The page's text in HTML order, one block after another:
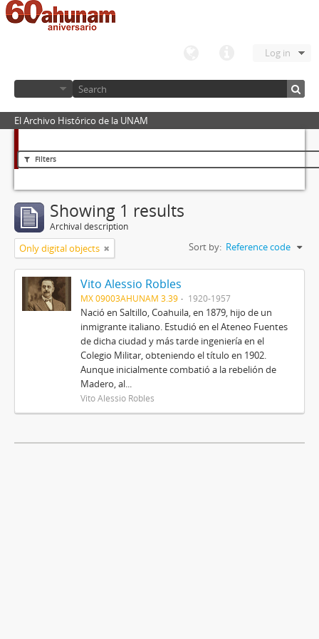
Log in
El Archivo Histórico de la UNAM
Filters
Showing 1 results
Archival description
Only digital objects Sort by: Reference code
Vito Alessio Robles
MX 09003AHUNAM 3.39 1920-1957
Nació en Saltillo, Coahuila, en 1879, hijo de un
inmigrante italiano. Estudió en el Ateneo Fuentes
de dicha ciudad y más tarde ingeniería en el
Colegio Militar, obteniendo el título en 1902.
Aunque inicialmente combatió a la rebelión de
Madero, al...
Vito Alessio Robles